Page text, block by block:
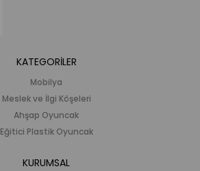
KATEGORİLER
Mobilya
Meslek ve İlgi Köşeleri
Ahşap Oyuncak
Eğitici Plastik Oyuncak
KURUMSAL